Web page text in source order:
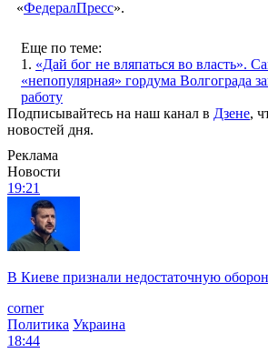
«ФедералПресс».
Еще по теме:
1. «Дай бог не вляпаться во власть».
«непопулярная» гордума Волгограда
работу
Подписывайтесь на наш канал в Дзене,
новостей дня.
Реклама
Новости
19:21
В Киеве признали недостаточную
corner
Политика Украина
18:44